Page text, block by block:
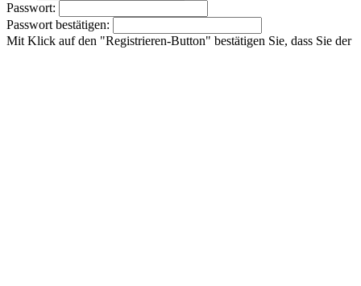
Passwort:
Passwort bestätigen:
Mit Klick auf den "Registrieren-Button" bestätigen Sie, dass Sie der